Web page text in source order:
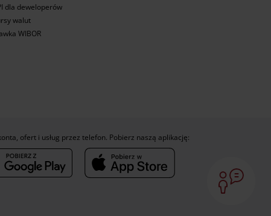
dla deweloperów
walut
WIBOR
ofert i usług przez telefon. Pobierz naszą aplikację: